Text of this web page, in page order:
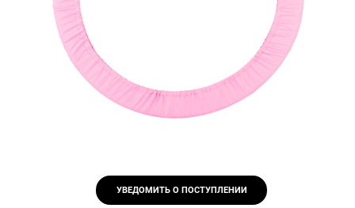
УВЕДОМИТЬ О ПОСТУПЛЕНИИ